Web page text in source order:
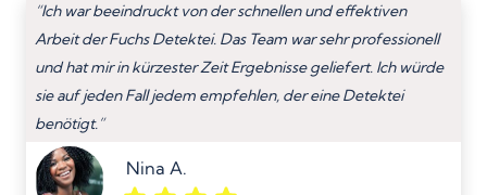
“Ich war beeindruckt von der schnellen und effektiven
Arbeit der Fuchs Detektei. Das Team war sehr professionell
und hat mir in kürzester Zeit Ergebnisse geliefert. Ich würde
sie auf jeden Fall jedem empfehlen, der eine Detektei
benötigt.”
Nina A.